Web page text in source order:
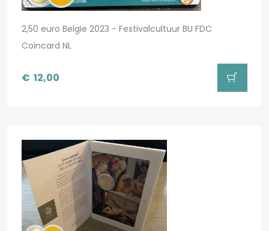
2,50 euro Belgie 2023 - Festivalcultuur BU FDC
Coincard NL
€ 12,00